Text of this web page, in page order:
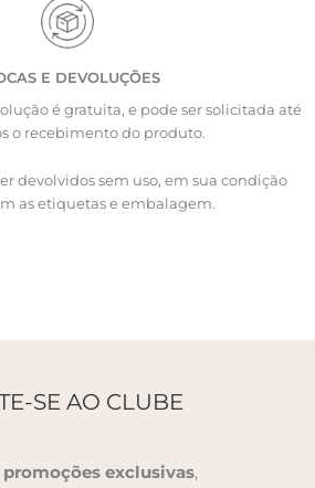
E DEVOLUÇÕES
é gratuita, e pode ser solicitada até
o recebimento do produto.
devolvidos sem uso, em sua condição
as etiquetas e embalagem.
SE AO CLUBE
promoções exclusivas,